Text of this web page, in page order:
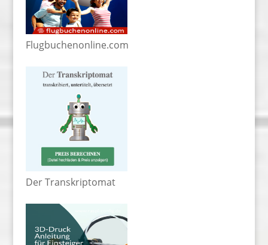
Flugbuchenonline.com
Der Transkriptomat